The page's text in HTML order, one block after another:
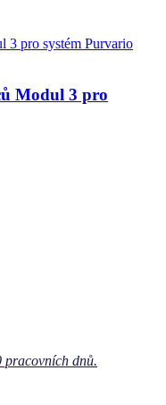
Modul 3 pro
pracovních dnů.